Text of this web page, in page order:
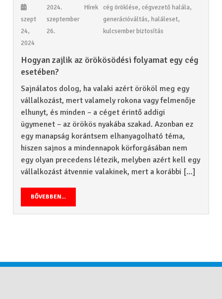
szept
24,
2024
2024.
szeptember
26.
Hírek cég öröklése, cégvezető halála,
generációváltás, haláleset,
kulcsember biztosítás
Hogyan zajlik az örökösödési folyamat egy cég
esetében?
Sajnálatos dolog, ha valaki azért örököl meg egy
vállalkozást, mert valamely rokona vagy felmenője
elhunyt, és minden – a céget érintő addigi
ügymenet – az örökös nyakába szakad. Azonban ez
egy manapság korántsem elhanyagolható téma,
hiszen sajnos a mindennapok körforgásában nem
egy olyan precedens létezik, melyben azért kell egy
vállalkozást átvennie valakinek, mert a korábbi […]
BŐVEBBEN...